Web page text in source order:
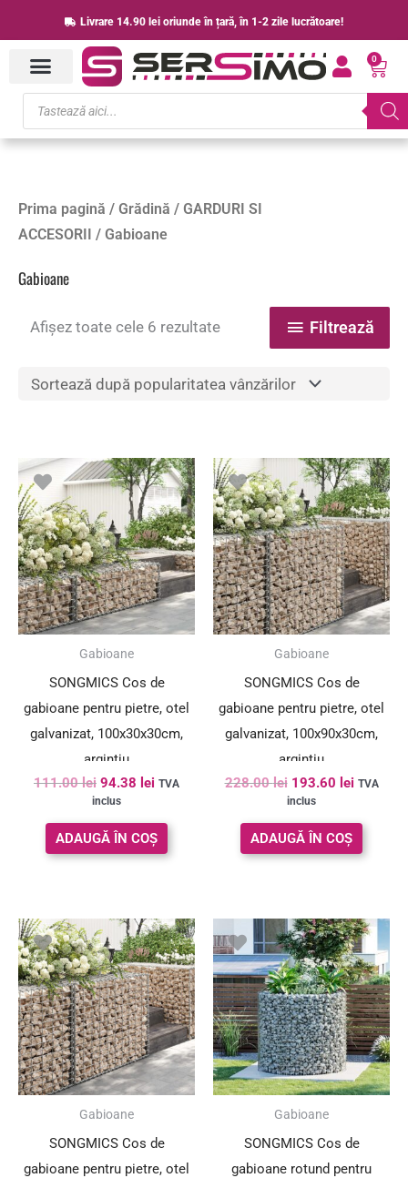
to
content
Livrare 14.90 lei oriunde în țară, în 1-2 zile lucrătoare!
0
Cart
Products
search
Prima pagină / Grădină / GARDURI SI
ACCESORII / Gabioane
Gabioane
Afișez toate cele 6 rezultate
Sortat
după
Filtrează
SUPER PREȚ!Gabioane
SONGMICS Cos de
gabioane pentru pietre, otel
galvanizat, 100x30x30cm,
argintiu
111.00lei
Prețul
inițial
fost:
111.00 lei.
94.38 lei
Prețul
curent
este:
94.38 lei.
TVA
inclus
ADAUGĂ ÎN COȘ
SUPER PREȚ!Gabioane
SONGMICS Cos de
gabioane pentru pietre, otel
galvanizat, 100x90x30cm,
argintiu
228.00lei
Prețul
inițial
a
fost:
228.00 lei.
193.60 lei
Prețul
curent
este:
193.60
TVA
inclus
ADAUGĂ ÎN COȘ
SUPER PREȚ!Gabioane
SONGMICS Cos de
gabioane pentru pietre, otel
Prețul
inițial
a
fost:
207.00 lei.
Prețul
curent
este:
175.45 lei.
Gabioane
SONGMICS Cos de
gabioane rotund pentru